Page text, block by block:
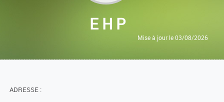
E H P
Mise à jour le 03/08/2026
ADRESSE :